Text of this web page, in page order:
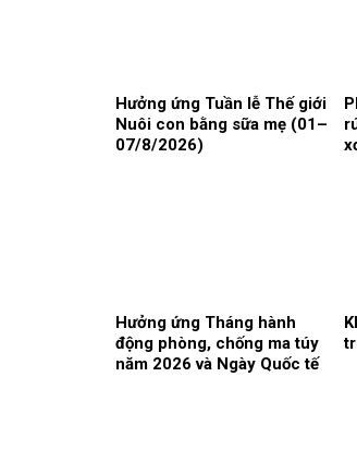
Hưởng ứng Tuần lễ Thế giới
Nuôi con bằng sữa mẹ (01–
07/8/2026)
Hưởng ứng Tháng hành
động phòng, chống ma túy
năm 2026 và Ngày Quốc tế